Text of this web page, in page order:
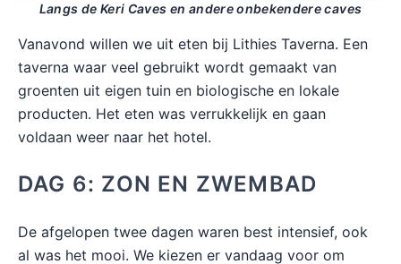
Langs de Keri Caves en andere onbekendere caves
Vanavond willen we uit eten bij Lithies Taverna. Een
taverna waar veel gebruikt wordt gemaakt van
groenten uit eigen tuin en biologische en lokale
producten. Het eten was verrukkelijk en gaan
voldaan weer naar het hotel.
DAG 6: ZON EN ZWEMBAD
De afgelopen twee dagen waren best intensief, ook
al was het mooi. We kiezen er vandaag voor om